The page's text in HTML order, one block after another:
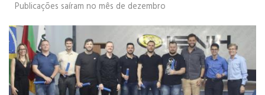
Publicações saíram no mês de dezembro